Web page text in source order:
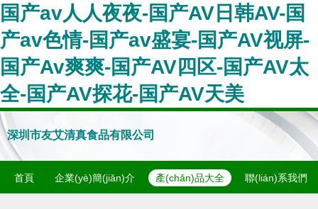
国产av人人夜夜-国产AV日韩AV-国
产av色情-国产av盛宴-国产AV视屏-
国产Av爽爽-国产AV四区-国产AV太
全-国产AV探花-国产AV天美
深圳市友艾清真食品有限公司
首頁 企業(yè)簡(jiǎn)介 產(chǎn)品大全 聯(lián)系我們